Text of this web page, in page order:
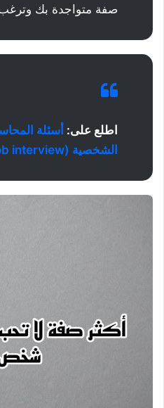
صفة متواجدة بك
اطلع على: أسئلة
الشخصية (job interview)